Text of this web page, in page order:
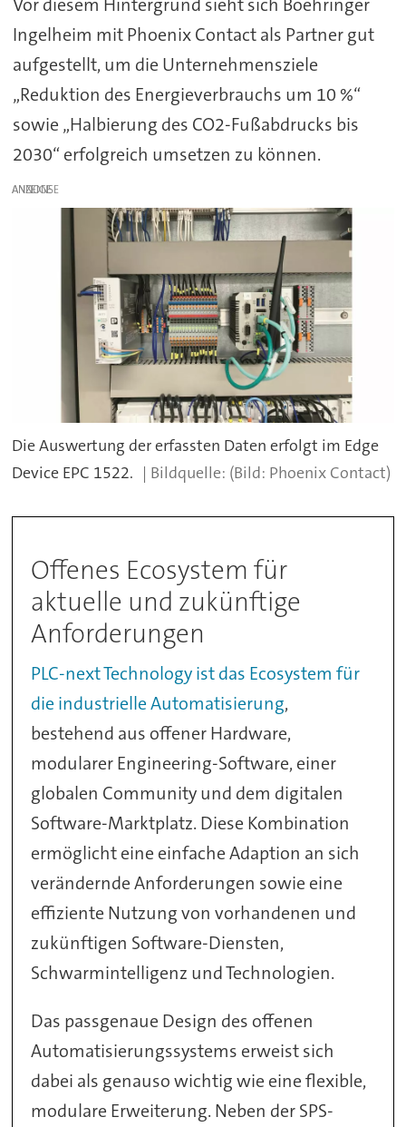
Ingelheim mit Phoenix Contact als Partner gut
aufgestellt, um die Unternehmensziele
„Reduktion des Energieverbrauchs um 10 %“
sowie „Halbierung des CO2-Fußabdrucks bis
2030“ erfolgreich umsetzen zu können.
ANZEIGE
Die Auswertung der erfassten Daten erfolgt im Edge
Device EPC 1522.
(Bild: Phoenix Contact)
Offenes Ecosystem für
aktuelle und zukünftige
Anforderungen
PLC-next Technology ist das Ecosystem für
die industrielle Automatisierung,
bestehend aus offener Hardware,
modularer Engineering-Software, einer
globalen Community und dem digitalen
Software-Marktplatz. Diese Kombination
ermöglicht eine einfache Adaption an sich
verändernde Anforderungen sowie eine
effiziente Nutzung von vorhandenen und
zukünftigen Software-Diensten,
Schwarmintelligenz und Technologien.
Das passgenaue Design des offenen
Automatisierungssystems erweist sich
dabei als genauso wichtig wie eine flexible,
modulare Erweiterung. Neben der SPS-